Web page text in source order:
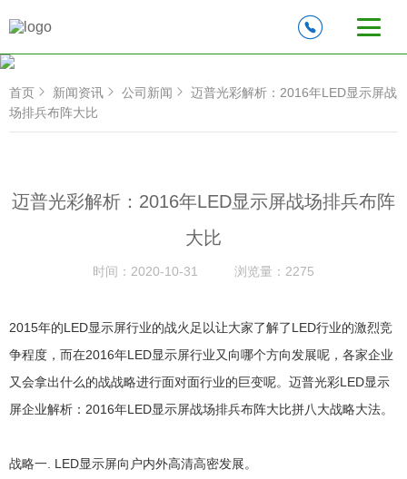
首页 新闻资讯 公司新闻
迈普光彩解析：2016年LED显示屏战
场排兵布阵大比
迈普光彩解析：2016年LED显示屏战场排兵布阵
大比
时间： 2020-10-31 浏览量： 2275
2015年的LED显示屏行业的战火足以让大家了解了LED行业的激烈竞
争程度，而在2016年LED显示屏行业又向哪个方向发展呢，各家企业
又会拿出什么的战战略进行面对面行业的巨变呢。迈普光彩LED显示
屏企业解析：2016年LED显示屏战场排兵布阵大比拼八大战略大法。
战略一. LED显示屏向户内外高清高密发展。